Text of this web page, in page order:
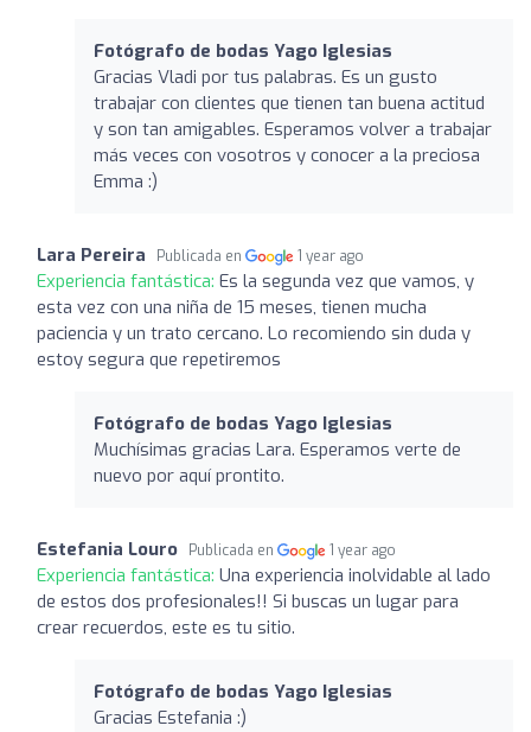
Fotógrafo de bodas Yago Iglesias
Gracias Vladi por tus palabras. Es un gusto
trabajar con clientes que tienen tan buena actitud
y son tan amigables. Esperamos volver a trabajar
más veces con vosotros y conocer a la preciosa
Emma :)
Lara Pereira Publicada en 1 year ago
Experiencia fantástica: Es la segunda vez que vamos, y
esta vez con una niña de 15 meses, tienen mucha
paciencia y un trato cercano. Lo recomiendo sin duda y
estoy segura que repetiremos
Fotógrafo de bodas Yago Iglesias
Muchísimas gracias Lara. Esperamos verte de
nuevo por aquí prontito.
Estefania Louro Publicada en 1 year ago
Experiencia fantástica: Una experiencia inolvidable al lado
de estos dos profesionales!! Si buscas un lugar para
crear recuerdos, este es tu sitio.
Fotógrafo de bodas Yago Iglesias
Gracias Estefania :)